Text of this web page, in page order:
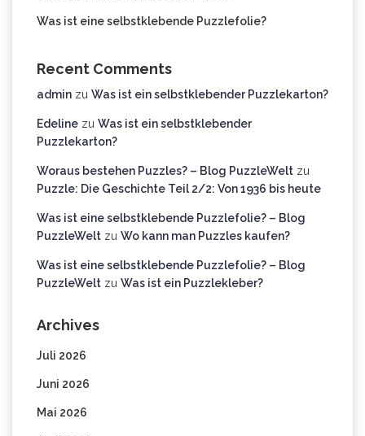
Was ist eine selbstklebende Puzzlefolie?
Recent Comments
admin zu Was ist ein selbstklebender Puzzlekarton?
Edeline zu Was ist ein selbstklebender
Puzzlekarton?
Woraus bestehen Puzzles? – Blog PuzzleWelt zu
Puzzle: Die Geschichte Teil 2/2: Von 1936 bis heute
Was ist eine selbstklebende Puzzlefolie? – Blog
PuzzleWelt zu Wo kann man Puzzles kaufen?
Was ist eine selbstklebende Puzzlefolie? – Blog
PuzzleWelt zu Was ist ein Puzzlekleber?
Archives
Juli 2026
Juni 2026
Mai 2026